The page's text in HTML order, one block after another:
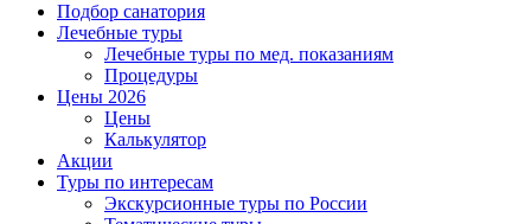
Подбор санатория
Лечебные туры
Лечебные туры по мед. показаниям
Процедуры
Цены 2026
Цены
Калькулятор
Акции
Туры по интересам
Экскурсионные туры по России